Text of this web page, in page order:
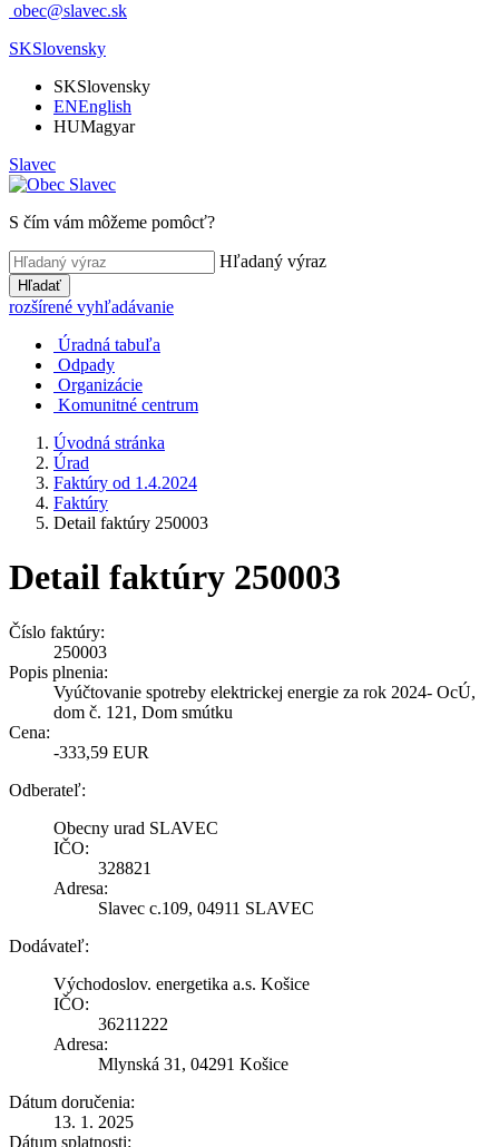
obec@slavec.sk
SKSlovensky
SKSlovensky
ENEnglish
HUMagyar
Slavec
S čím vám môžeme pomôcť?
Hľadaný výraz
Hľadať
rozšírené vyhľadávanie
Úradná tabuľa
Odpady
Organizácie
Komunitné centrum
Úvodná stránka
Úrad
Faktúry od 1.4.2024
Faktúry
Detail faktúry 250003
Detail faktúry 250003
Číslo faktúry:
250003
Popis plnenia:
Vyúčtovanie spotreby elektrickej energie za rok 2024- OcÚ,
dom č. 121, Dom smútku
Cena:
-333,59 EUR
Odberateľ:
Obecny urad SLAVEC
IČO:
328821
Adresa:
Slavec c.109, 04911 SLAVEC
Dodávateľ:
Východoslov. energetika a.s. Košice
IČO:
36211222
Adresa:
Mlynská 31, 04291 Košice
Dátum doručenia:
13. 1. 2025
Dátum splatnosti: